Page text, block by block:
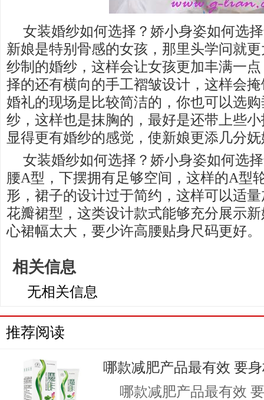
女装婚纱如何选择？娇小身姿如何选
新娘是特别骨感的女孩，那里头学问就
纱制的婚纱，这样会让女孩更加丰满一
择的还有横向的手工褶皱设计，这样会
婚礼的现场是比较简洁的，你也可以选
纱，这样也是抹胸的，最好是还带上些
显得更有婚纱的感觉，使新娘更添几分
女装婚纱如何选择？娇小身姿如何选
腰A型，下摆拥有足够空间，这样的A型
形，裙子的设计过于简约，这样可以适
花瓣裙型，这类设计款式能够充分展示
心裙幅太大，要少许高腰贴身尺码更好。
相关信息
无相关信息
推荐阅读
哪款减肥产品最有效 要
哪款减肥产品最有效